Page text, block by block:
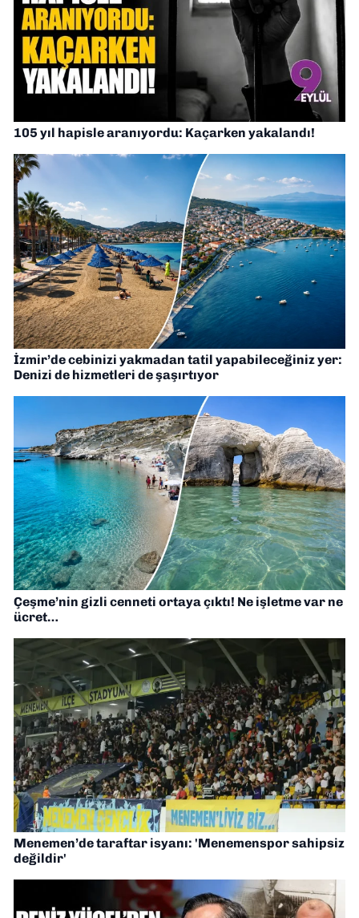
105 yıl hapisle aranıyordu: Kaçarken yakalandı!
İzmir’de cebinizi yakmadan tatil yapabileceğiniz yer:
Denizi de hizmetleri de şaşırtıyor
Çeşme’nin gizli cenneti ortaya çıktı! Ne işletme var ne
ücret…
Menemen’de taraftar isyanı: 'Menemenspor sahipsiz
değildir'